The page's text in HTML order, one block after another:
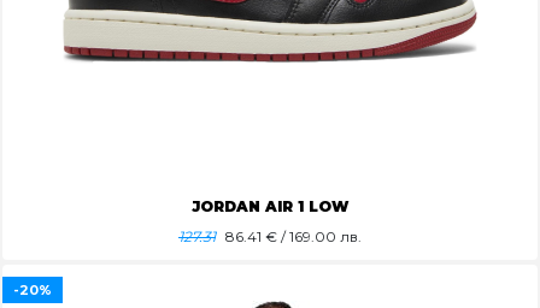
JORDAN AIR 1 LOW
127.31 86.41 € / 169.00 лв.
-20%